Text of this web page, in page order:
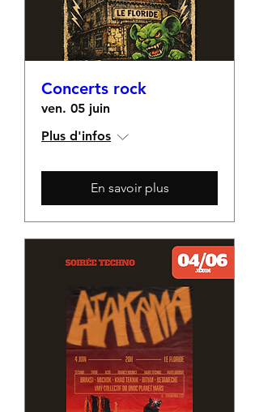
Concerts rock
ven. 05 juin
Plus d'infos
En savoir plus